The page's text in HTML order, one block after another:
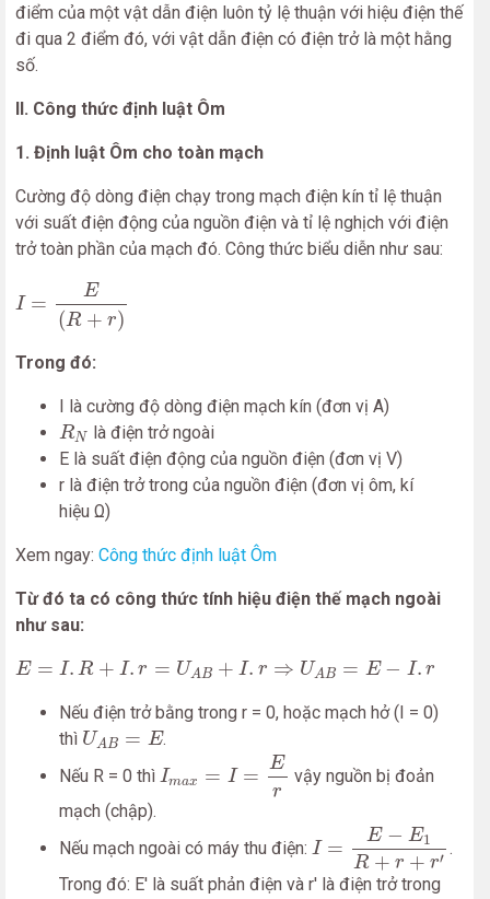
điểm của một vật dẫn điện luôn tỷ lệ thuận với hiệu điện thế
đi qua 2 điểm đó, với vật dẫn điện có điện trở là một hằng
số.
II. Công thức định luật Ôm
1. Định luật Ôm cho toàn mạch
Cường độ dòng điện chạy trong mạch điện kín tỉ lệ thuận
với suất điện động của nguồn điện và tỉ lệ nghịch với điện
trở toàn phần của mạch đó. Công thức biểu diễn như sau:
I =
E
(R + r)
)
Trong đó:
I là cường độ dòng điện mạch kín (đơn vị A)
RN
RN
là điện trở ngoài
E là suất điện động của nguồn điện (đơn vị V)
r là điện trở trong của nguồn điện (đơn vị ôm, kí
hiệu Ω)
Xem ngay: Công thức định luật Ôm
Từ đó ta có công thức tính hiệu điện thế mạch ngoài
như sau:
E = I. R + I. r = UAB + I. r ⇒ UAB = E − I. r
E= + .r= U AB+ ⇒U B E −I
Nếu điện trở bằng trong r = 0, hoặc mạch hở (I = 0)
thì UAB = E
UA B
.
Nếu R = 0 thì Imax = I =
E
r
I
vậy nguồn bị đoản
mạch (chập).
Nếu mạch ngoài có máy thu điện: I =
E − E1
R + r + r′
1R +r
.
Trong đó: E' là suất phản điện và r' là điện trở trong